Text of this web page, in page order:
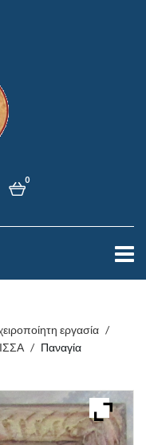
0
εργασία /
/ Παναγία